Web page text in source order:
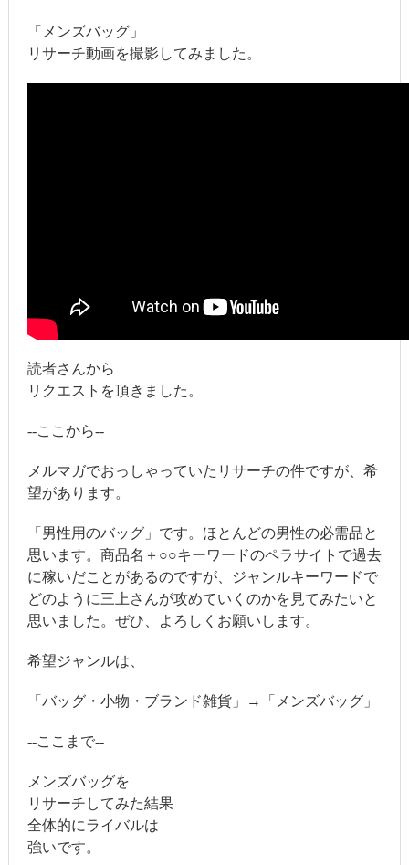
「メンズバッグ」
リサーチ動画を撮影してみました。
読者さんから
リクエストを頂きました。
--ここから--
メルマガでおっしゃっていたリサーチの件ですが、希
望があります。
「男性用のバッグ」です。ほとんどの男性の必需品と
思います。商品名＋○○キーワードのペラサイトで過去
に稼いだことがあるのですが、ジャンルキーワードで
どのように三上さんが攻めていくのかを見てみたいと
思いました。ぜひ、よろしくお願いします。
希望ジャンルは、
「バッグ・小物・ブランド雑貨」→「メンズバッグ」
--ここまで--
メンズバッグを
リサーチしてみた結果
全体的にライバルは
強いです。